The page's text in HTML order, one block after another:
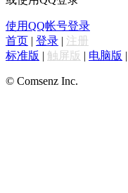
使用QQ帐号登录
首页 | 登录 | 注册
标准版 | 触屏版 | 电脑版 |
© Comsenz Inc.